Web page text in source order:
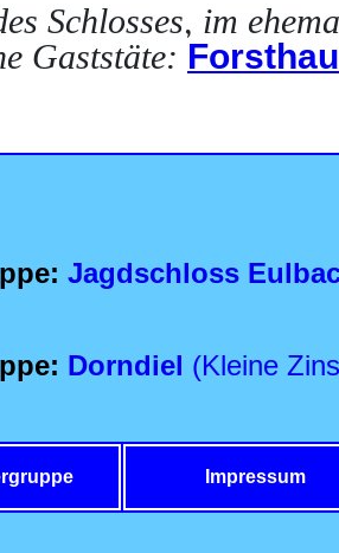
Schlosses, im
Gaststäte:
Jagdschloss
Dorndiel (Kleine
Impressum